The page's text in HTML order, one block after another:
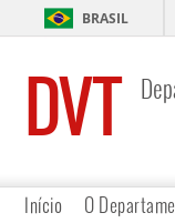
BRASIL
DVT
Início O